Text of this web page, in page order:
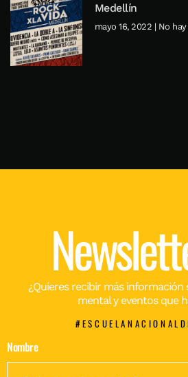
Medellín
mayo 16, 2022 No
¿Quieres recibir más información
mental y eventos que
Nombre